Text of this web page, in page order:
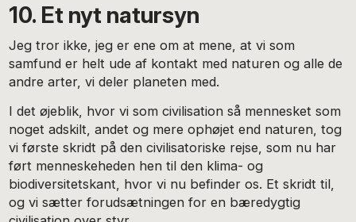
10. Et nyt natursyn
Jeg tror ikke, jeg er ene om at mene, at vi som
samfund er helt ude af kontakt med naturen og alle de
andre arter, vi deler planeten med.
I det øjeblik, hvor vi som civilisation så mennesket som
noget adskilt, andet og mere ophøjet end naturen, tog
vi første skridt på den civilisatoriske rejse, som nu har
ført menneskeheden hen til den klima- og
biodiversitetskant, hvor vi nu befinder os. Et skridt til,
og vi sætter forudsætningen for en bæredygtig